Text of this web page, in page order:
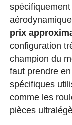
prix
configuration
champion du
faut prendre
spécifiques
comme les
pièces